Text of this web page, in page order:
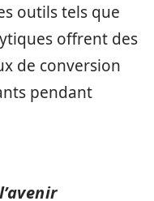
outils tels que
offrent des
de conversion
pendant